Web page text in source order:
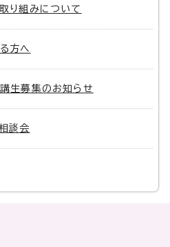
り組みについて
方へ
生募集のお知らせ
談会